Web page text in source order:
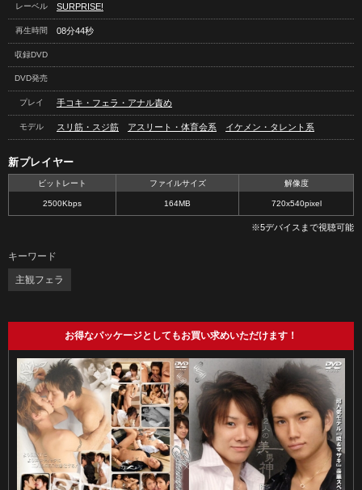
レーベル SURPRISE!
再生時間 08分44秒
収録DVD
DVD発売
プレイ 手コキ・フェラ・アナル責め
モデル スリ筋・スジ筋 アスリート・体育会系 イケメン・タレント系
新プレイヤー
ビットレート ファイルサイズ 解像度
2500Kbps 164MB 720x540pixel
※5デバイスまで視聴可能
キーワード
主観フェラ
お得なパッケージとしてもお買い求めいただけます！